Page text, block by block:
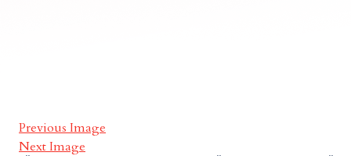
Previous Image
Next Image